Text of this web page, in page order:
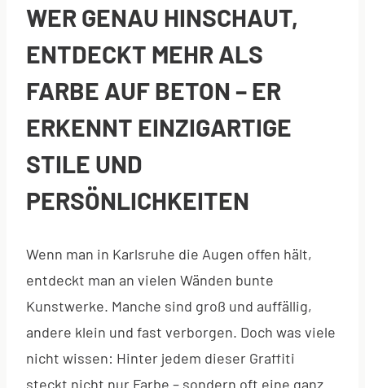
WER GENAU HINSCHAUT,
ENTDECKT MEHR ALS
FARBE AUF BETON – ER
ERKENNT EINZIGARTIGE
STILE UND
PERSÖNLICHKEITEN
Wenn man in Karlsruhe die Augen offen hält,
entdeckt man an vielen Wänden bunte
Kunstwerke. Manche sind groß und auffällig,
andere klein und fast verborgen. Doch was viele
nicht wissen: Hinter jedem dieser Graffiti
steckt nicht nur Farbe – sondern oft eine ganz